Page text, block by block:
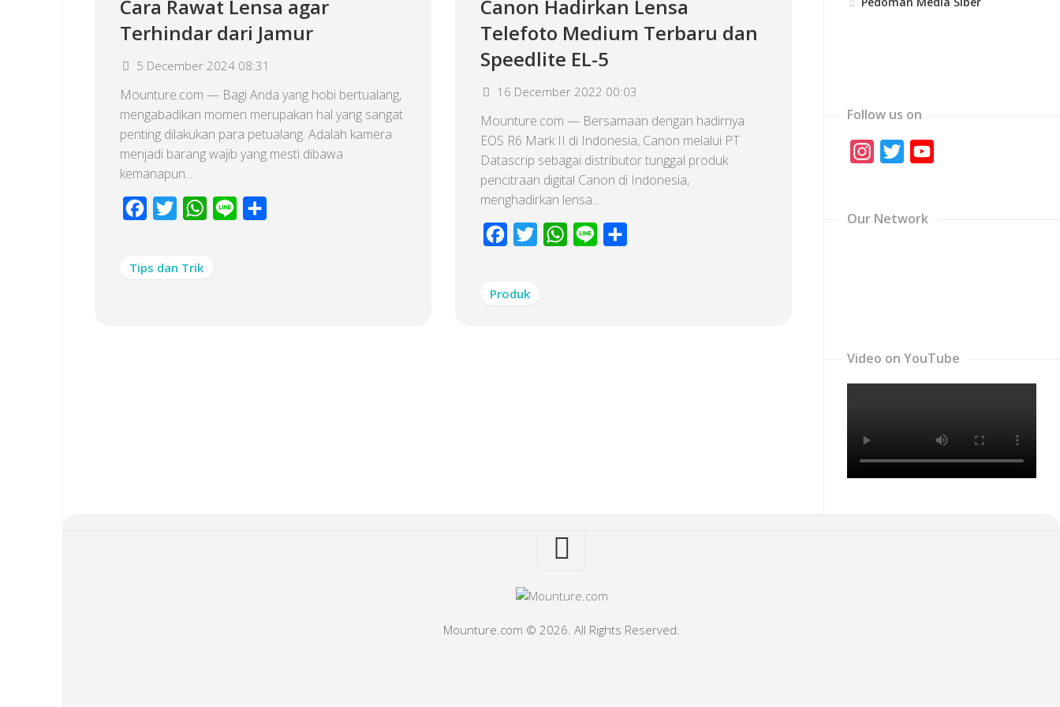
Cara Rawat Lensa agar
Terhindar dari Jamur
5 December 2024 08:31
Mounture.com — Bagi Anda yang hobi bertualang,
mengabadikan momen merupakan hal yang sangat
penting dilakukan para petualang. Adalah kamera
menjadi barang wajib yang mesti dibawa
kemanapun...
Facebook
Twitter WhatsApp
Line
Tips dan Trik
Canon Hadirkan Lensa
Telefoto Medium Terbaru dan
Speedlite EL-5
16 December 2022 00:03
Mounture.com — Bersamaan dengan hadirnya
EOS R6 Mark II di Indonesia, Canon melalui PT
Datascrip sebagai distributor tunggal produk
pencitraan digital Canon di Indonesia,
menghadirkan lensa...
Facebook
Twitter WhatsApp
Line
Produk
Follow us on
Instagram
Twitter
Our Network
Video on YouTube
Mounture.com © 2026. All Rights Reserved.